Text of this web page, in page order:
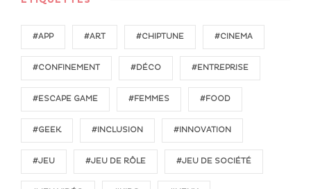
#APP #ART #CHIPTUNE #CINEMA
#CONFINEMENT #DÉCO #ENTREPRISE
#ESCAPE GAME #FEMMES #FOOD
#GEEK #INCLUSION #INNOVATION
#JEU #JEU DE RÔLE #JEU DE SOCIÉTÉ